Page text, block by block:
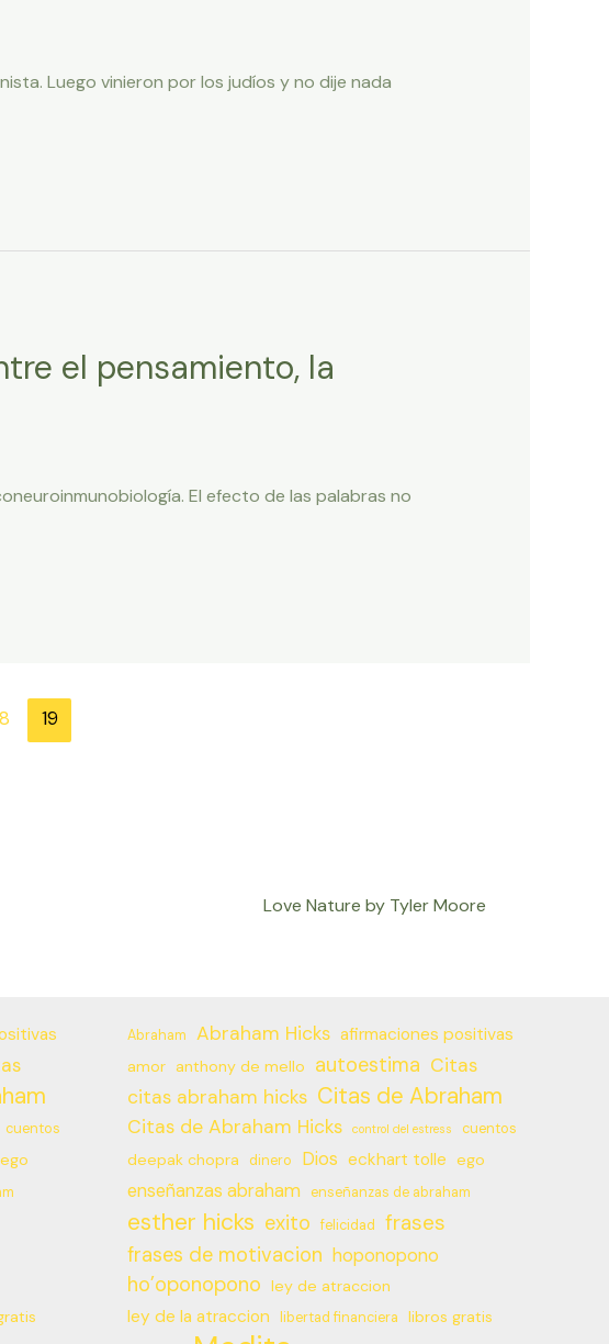
Luego vinieron por los judíos y no dije nada
el pensamiento, la
El efecto de las palabras no
19
Love Nature by Tyler Moore
cuentos
ego
Abraham Abraham Hicks afirmaciones positivas
amor anthony de mello autoestima Citas
citas abraham hicks Citas de Abraham
Citas de Abraham Hicks control del estress cuentos
deepak chopra dinero Dios eckhart tolle ego
enseñanzas abraham enseñanzas de abraham
esther hicks exito felicidad frases
frases de motivacion hoponopono
ho’oponopono ley de atraccion
ley de la atraccion libertad financiera libros gratis